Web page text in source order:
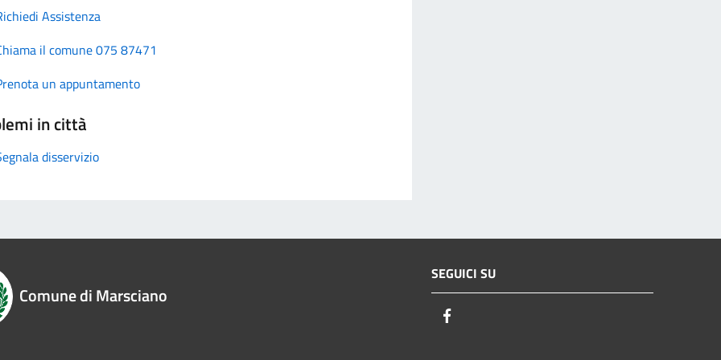
Assistenza
il comune 075 87471
un appuntamento
in città
disservizio
Comune di Marsciano
SEGUICI SU